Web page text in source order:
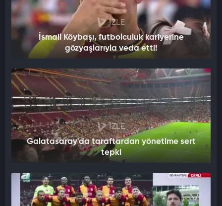
İZLE
İsmail Köybaşı, futbolculuk kariyerine
gözyaşlarıyla veda etti!
İZLE
Galatasaray'da taraftardan yönetime sert
tepki